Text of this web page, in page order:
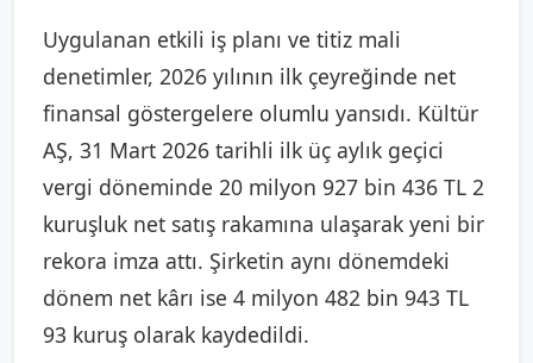
Uygulanan etkili iş planı ve titiz mali
denetimler, 2026 yılının ilk çeyreğinde net
finansal göstergelere olumlu yansıdı. Kültür
AŞ, 31 Mart 2026 tarihli ilk üç aylık geçici
vergi döneminde 20 milyon 927 bin 436 TL 2
kuruşluk net satış rakamına ulaşarak yeni bir
rekora imza attı. Şirketin aynı dönemdeki
dönem net kârı ise 4 milyon 482 bin 943 TL
93 kuruş olarak kaydedildi.